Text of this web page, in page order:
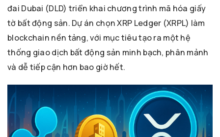
đai Dubai (DLD) triển khai chương trình mã hóa giấy
tờ bất động sản. Dự án chọn XRP Ledger (XRPL) làm
blockchain nền tảng, với mục tiêu tạo ra một hệ
thống giao dịch bất động sản minh bạch, phân mảnh
và dễ tiếp cận hơn bao giờ hết.